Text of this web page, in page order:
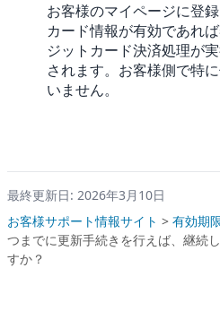
お客様のマイページに登
カード情報が有効であれ
ジットカード決済処理が
されます。お客様側で特
いません。
最終更新日: 2026年3月10日
お客様サポート情報サイト > 有効期
つまでに更新手続きを行えば、継続
すか？